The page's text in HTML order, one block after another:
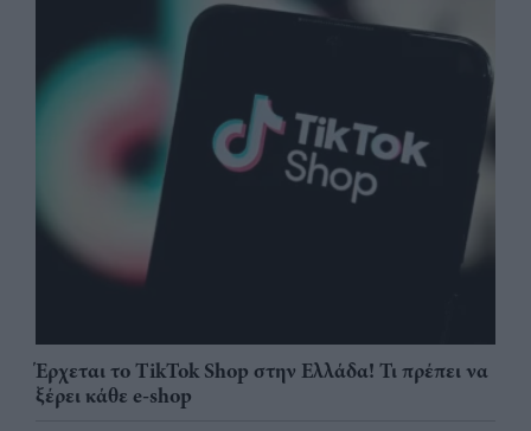
Έρχεται το TikTok Shop στην Ελλάδα! Τι πρέπει να
ξέρει κάθε e-shop